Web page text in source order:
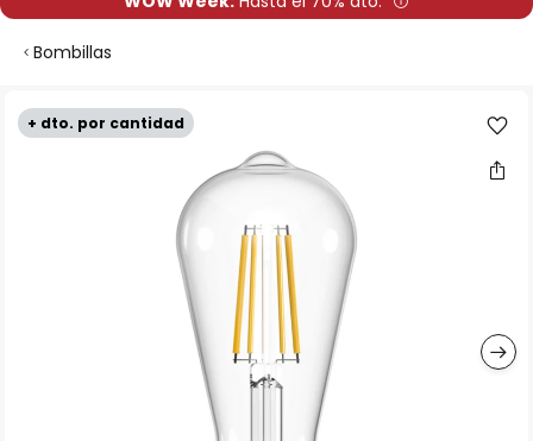
Bombillas
+ dto. por cantidad
Saltar
al